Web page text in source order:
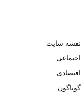
نقشه سایت
اجتماعی
اقتصادی
گوناگون